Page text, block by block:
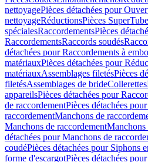
nettoyagePièces détachées pour
nettoyageRéductionsPièces SuperTube
spécialesRaccordementsPièces
RaccordementsRaccords soudés
détachées pour Raccordements à
matériauxPièces détachées pour
matériauxAssemblages filetésPièces
filetésAssemblages de brideCollerettes
appareilsPièces détachées pour
de raccordementPièces détachées
raccordementManchons de
Manchons de raccordementManchons
détachées pour Manchons de
coudéPièces détachées pour Siphons
forme d'escargotPièces détachées